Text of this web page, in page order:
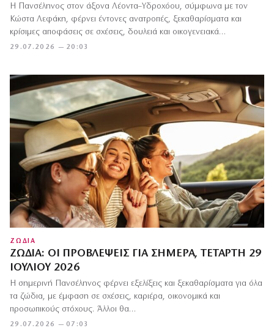
29.07.2026 — 20:03
Η Πανσέληνος στον άξονα Λέοντα–Υδροχόου, σύμφωνα με τον
Κώστα Λεφάκη, φέρνει έντονες ανατροπές, ξεκαθαρίσματα και
κρίσιμες αποφάσεις σε σχέσεις, δουλειά και οικογενειακά…
ΖΩΔΙΑ
ΖΏΔΙΑ: ΟΙ ΠΡΟΒΛΈΨΕΙΣ ΓΙΑ ΣΉΜΕΡΑ, ΤΕΤΆΡΤΗ 29
ΙΟΥΛΊΟΥ 2026
29.07.2026 — 07:03
Η σημερινή Πανσέληνος φέρνει εξελίξεις και ξεκαθαρίσματα για όλα
τα ζώδια, με έμφαση σε σχέσεις, καριέρα, οικονομικά και
προσωπικούς στόχους. Άλλοι θα…